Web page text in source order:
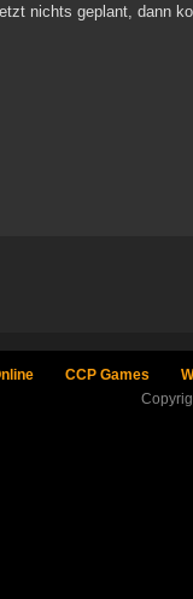
nichts geplant, dann
CCP Games